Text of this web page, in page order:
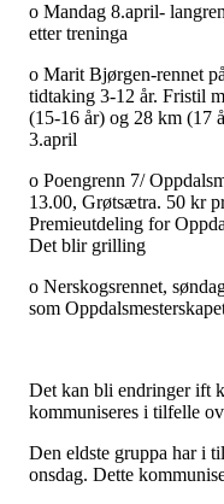
o Mandag 8.april-
etter treninga
o Marit Bjørgen-rennet
tidtaking 3-12 år. Fristil
(15-16 år) og 28 km (17
3.april
o Poengrenn 7/
13.00, Grøtsætra. 50 kr
Premieutdeling for
Det blir grilling
o Nerskogsrennet,
som
Det kan bli endringer ift
kommuniseres i tilfelle
Den eldste gruppa har i
onsdag. Dette